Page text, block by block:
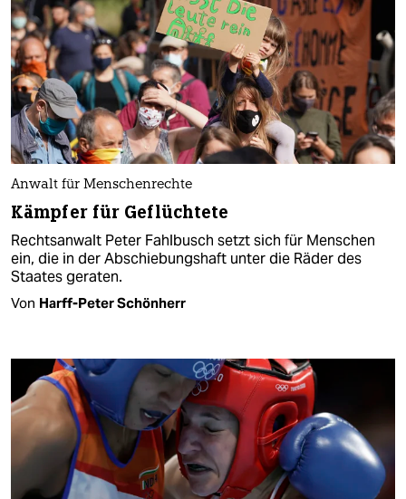
Anwalt für Menschenrechte
Kämpfer für Geflüchtete
Rechtsanwalt Peter Fahlbusch setzt sich für Menschen
ein, die in der Abschiebungshaft unter die Räder des
Staates geraten.
Von Harff-Peter Schönherr